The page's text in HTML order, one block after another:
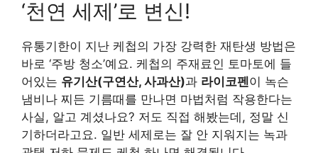
‘천연 세제’로 변신!
유통기한이 지난 케첩의 가장 강력한 재탄생 방법은
바로 ‘주방 청소’예요. 케첩의 주재료인 토마토에 들
어있는 유기산(구연산, 사과산)과 라이코펜이 녹슨
냄비나 찌든 기름때를 만나면 마법처럼 작용한다는
사실, 알고 계셨나요? 저도 직접 해봤는데, 정말 신
기하더라고요. 일반 세제로는 잘 안 지워지는 녹과